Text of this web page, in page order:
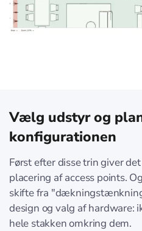
Vælg udstyr og
konfigurationen
Først efter disse trin giver
placering af access points.
skifte fra
design og valg af hardware:
hele stakken omkring dem.